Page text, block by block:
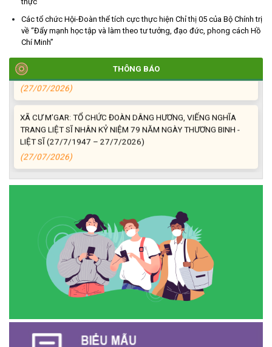
Các tổ chức Hội-Đoàn thể tích cực thực hiện Chỉ thị 05 của Bộ Chính trị
về “Đẩy mạnh học tập và làm theo tư tưởng, đạo đức, phong cách Hồ
Chí Minh”
THÔNG BÁO
HỘI NGƯỜI CAO TUỔI XÃ CƯ M’GAR: SƠ KẾT CÔNG TÁC HỘI 6
NHẬP
(27/07/2026)
XÃ CƯ M’GAR: TỔ CHỨC ĐOÀN DÂNG HƯƠNG, VIẾNG NGHĨA
TRANG LIỆT SĨ NHÂN KỶ NIỆM 79 NĂM NGÀY THƯƠNG BINH -
LIỆT SĨ (27/7/1947 – 27/7/2026)
(27/07/2026)
ĐỒNG CHÍ PHAN XUÂN LỰC - CHỦ TỊCH UBND XÃ CƯ M’GAR
Phát biểu bế mạc Hội nghị Trung ương 3, khóa XIV của Tổng Bí
thư, Chủ tịch nước Tô Lâm
(26/07/2026)
NGÂN HÀNG CHÍNH SÁCH XÃ HỘI CƯ M’GAR: TỔ CHỨC CHO
(24/07/2026)